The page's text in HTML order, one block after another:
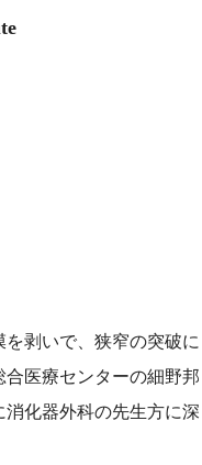
剥いで、狭窄の突破に
医療センターの細野邦
化器外科の先生方に深